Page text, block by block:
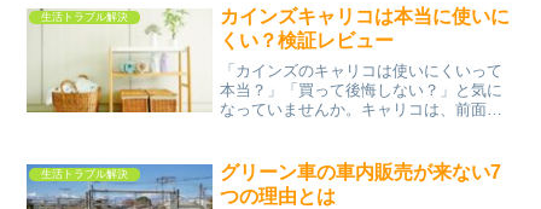
一方、「暗証番号を教えて大丈夫？」
「トラブルにならない？」...
生活トラブル解決
カインズキャリコは本当に使いに
くい？検証レビュー
「カインズのキャリコは使いにくいって
本当？」「買って後悔しない？」と気に
なっていませんか。キャリコは、前面の
にくい」「積み重ねると使いづらい」と
いった口コミも見られます...
生活トラブル解決
グリーン車の車内販売が来ない7
つの理由とは